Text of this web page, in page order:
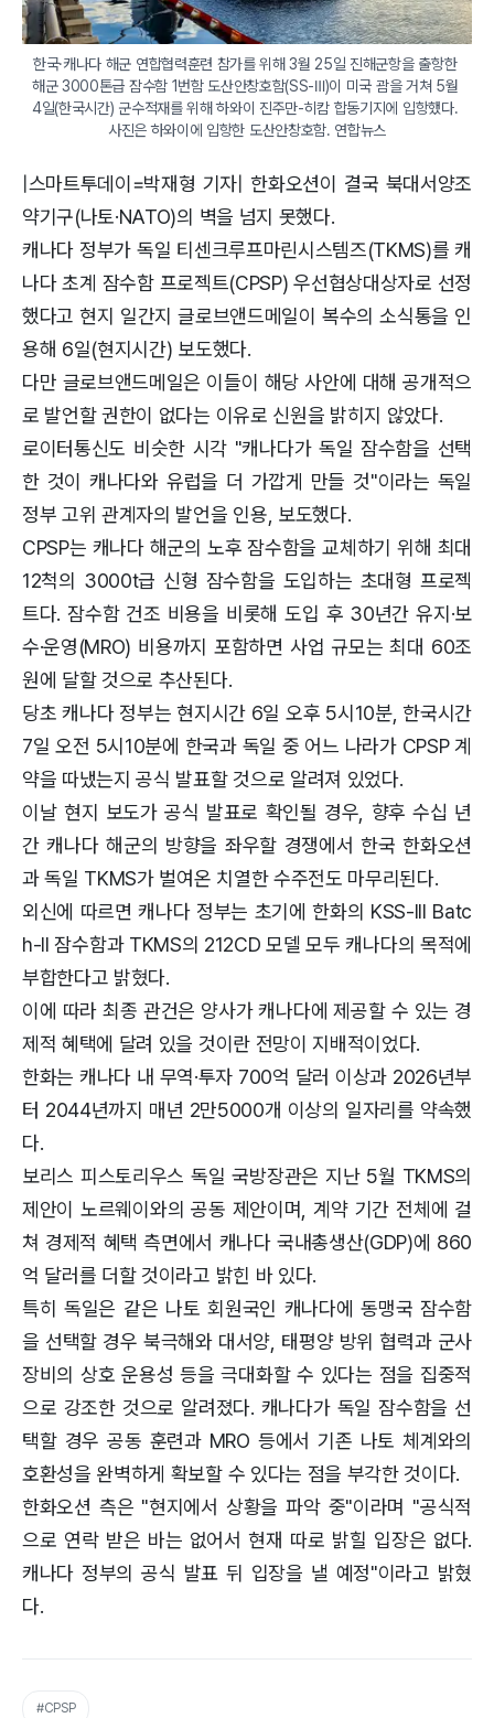
한국·캐나다 해군 연합협력훈련 참가를 위해 3월 25일 진해군항을 출항한
해군 3000톤급 잠수함 1번함 도산안창호함(SS-Ⅲ)이 미국 괌을 거쳐 5월
4일(한국시간) 군수적재를 위해 하와이 진주만-히캄 합동기지에 입항했다.
사진은 하와이에 입항한 도산안창호함. 연합뉴스
|스마트투데이=박재형 기자| 한화오션이 결국 북대서양조
약기구(나토·NATO)의 벽을 넘지 못했다.
캐나다 정부가 독일 티센크루프마린시스템즈(TKMS)를 캐
나다 초계 잠수함 프로젝트(CPSP) 우선협상대상자로 선정
했다고 현지 일간지 글로브앤드메일이 복수의 소식통을 인
용해 6일(현지시간) 보도했다.
다만 글로브앤드메일은 이들이 해당 사안에 대해 공개적으
로 발언할 권한이 없다는 이유로 신원을 밝히지 않았다.
로이터통신도 비슷한 시각 "캐나다가 독일 잠수함을 선택
한 것이 캐나다와 유럽을 더 가깝게 만들 것"이라는 독일
정부 고위 관계자의 발언을 인용, 보도했다.
CPSP는 캐나다 해군의 노후 잠수함을 교체하기 위해 최대
12척의 3000t급 신형 잠수함을 도입하는 초대형 프로젝
트다. 잠수함 건조 비용을 비롯해 도입 후 30년간 유지·보
수·운영(MRO) 비용까지 포함하면 사업 규모는 최대 60조
원에 달할 것으로 추산된다.
당초 캐나다 정부는 현지시간 6일 오후 5시10분, 한국시간
7일 오전 5시10분에 한국과 독일 중 어느 나라가 CPSP 계
약을 따냈는지 공식 발표할 것으로 알려져 있었다.
이날 현지 보도가 공식 발표로 확인될 경우, 향후 수십 년
간 캐나다 해군의 방향을 좌우할 경쟁에서 한국 한화오션
과 독일 TKMS가 벌여온 치열한 수주전도 마무리된다.
외신에 따르면 캐나다 정부는 초기에 한화의 KSS-III Batc
h-II 잠수함과 TKMS의 212CD 모델 모두 캐나다의 목적에
부합한다고 밝혔다.
이에 따라 최종 관건은 양사가 캐나다에 제공할 수 있는 경
제적 혜택에 달려 있을 것이란 전망이 지배적이었다.
한화는 캐나다 내 무역·투자 700억 달러 이상과 2026년부
터 2044년까지 매년 2만5000개 이상의 일자리를 약속했
다.
보리스 피스토리우스 독일 국방장관은 지난 5월 TKMS의
제안이 노르웨이와의 공동 제안이며, 계약 기간 전체에 걸
쳐 경제적 혜택 측면에서 캐나다 국내총생산(GDP)에 860
억 달러를 더할 것이라고 밝힌 바 있다.
특히 독일은 같은 나토 회원국인 캐나다에 동맹국 잠수함
을 선택할 경우 북극해와 대서양, 태평양 방위 협력과 군사
장비의 상호 운용성 등을 극대화할 수 있다는 점을 집중적
으로 강조한 것으로 알려졌다. 캐나다가 독일 잠수함을 선
택할 경우 공동 훈련과 MRO 등에서 기존 나토 체계와의
호환성을 완벽하게 확보할 수 있다는 점을 부각한 것이다.
한화오션 측은 "현지에서 상황을 파악 중"이라며 "공식적
으로 연락 받은 바는 없어서 현재 따로 밝힐 입장은 없다.
캐나다 정부의 공식 발표 뒤 입장을 낼 예정"이라고 밝혔
다.
#CPSP